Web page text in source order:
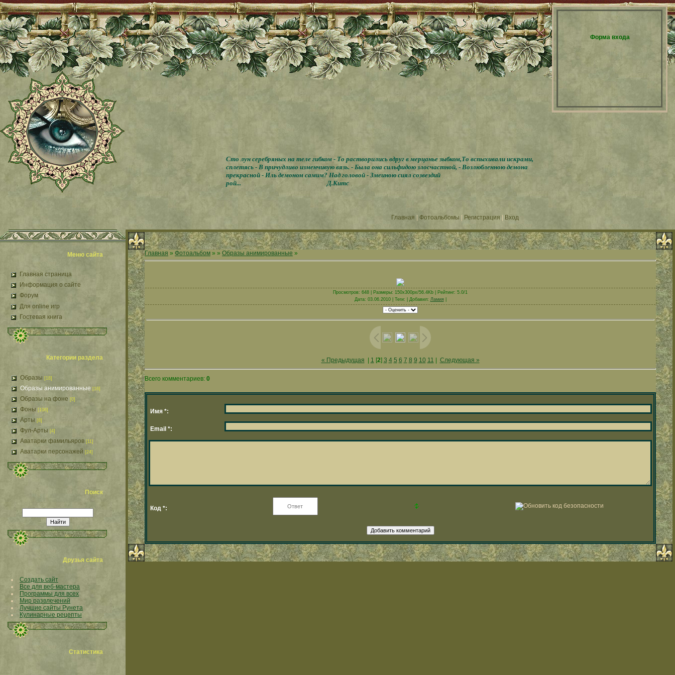
Сто лун серебряных на теле гибком - То растворились вдруг в мерцанье зыбком,То вспыхивали искрами,
сплетясь - В причудливо изменчивую вязь. - Была она сильфидою злосчастной, - Возлюбленною демона
прекрасной - Иль демоном самим? Над головой - Змеиною сиял созвездий
рой...
Д.Китс
Главная Фотоальбомы Регистрация Вход
Форма входа
Меню сайта
Главная страница
Информация о сайте
Форум
Для online игр
Гостевая книга
Категории раздела
Образы [18]
Образы анимированные [16]
Образы на фоне [0]
Фоны [106]
Арты [8]
Фул-Арты [4]
Аватарки фамильяров [11]
Аватарки персонажей [24]
Поиск
Друзья сайта
Создать сайт
Все для веб-мастера
Программы для всех
Мир развлечений
Лучшие сайты Рунета
Кулинарные рецепты
Статистика
Главная » Фотоальбом » » Образы анимированные »
Просмотров: 648 | Размеры: 150x300px/56.4Kb | Рейтинг: 5.0/1
Дата: 03.06.2010 | Теги: | Добавил: Ламия|
« Предыдущая 1 [2] 3 4 5 6 7 8 9 10 11 Следующая »
Всего комментариев: 0
Имя *:
Email *:
Код *: